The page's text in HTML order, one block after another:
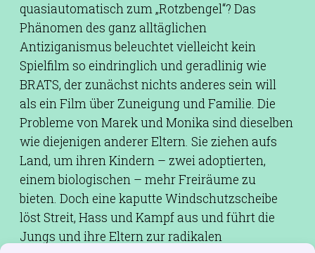
quasiautomatisch zum „Rotzbengel“? Das
Phänomen des ganz alltäglichen
Antiziganismus beleuchtet vielleicht kein
Spielfilm so eindringlich und geradlinig wie
BRATS, der zunächst nichts anderes sein will
als ein Film über Zuneigung und Familie. Die
Probleme von Marek und Monika sind dieselben
wie diejenigen anderer Eltern. Sie ziehen aufs
Land, um ihren Kindern – zwei adoptierten,
einem biologischen – mehr Freiräume zu
bieten. Doch eine kaputte Windschutzscheibe
löst Streit, Hass und Kampf aus und führt die
Jungs und ihre Eltern zur radikalen